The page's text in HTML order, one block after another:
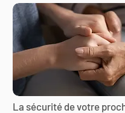
La sécurité de votre